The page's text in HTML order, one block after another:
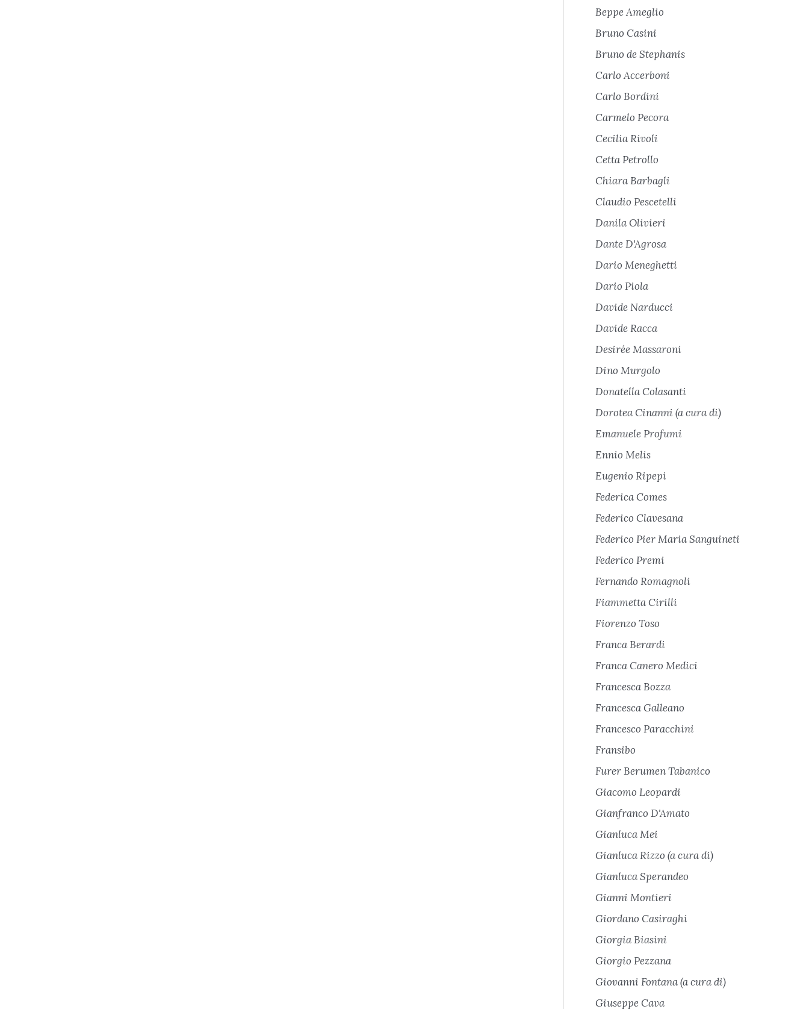
Beppe Ameglio
Bruno Casini
Bruno de Stephanis
Carlo Accerboni
Carlo Bordini
Carmelo Pecora
Cecilia Rivoli
Cetta Petrollo
Chiara Barbagli
Claudio Pescetelli
Danila Olivieri
Dante D'Agrosa
Dario Meneghetti
Dario Piola
Davide Narducci
Davide Racca
Desirée Massaroni
Dino Murgolo
Donatella Colasanti
Dorotea Cinanni (a cura di)
Emanuele Profumi
Ennio Melis
Eugenio Ripepi
Federica Comes
Federico Clavesana
Federico Pier Maria Sanguineti
Federico Premi
Fernando Romagnoli
Fiammetta Cirilli
Fiorenzo Toso
Franca Berardi
Franca Canero Medici
Francesca Bozza
Francesca Galleano
Francesco Paracchini
Fransibo
Furer Berumen Tabanico
Giacomo Leopardi
Gianfranco D'Amato
Gianluca Mei
Gianluca Rizzo (a cura di)
Gianluca Sperandeo
Gianni Montieri
Giordano Casiraghi
Giorgia Biasini
Giorgio Pezzana
Giovanni Fontana (a cura di)
Giuseppe Cava